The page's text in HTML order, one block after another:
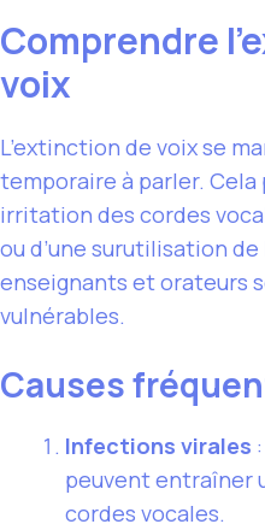
Comprendre
voix
L’extinction de voix se
temporaire à parler. Cela
irritation des cordes
ou d’une surutilisation
enseignants et orateurs
vulnérables.
Causes
Infections virales
peuvent entraîner
cordes vocales.